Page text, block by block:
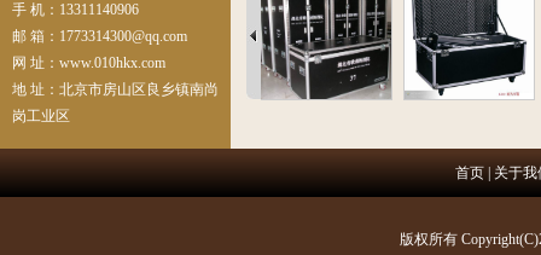
手 机：13311140906
邮 箱： 1773314300@qq.com
网 址：www.010hkx.com
地 址：北京市房山区良乡镇南尚
岗工业区
首页 关于我
版权所有